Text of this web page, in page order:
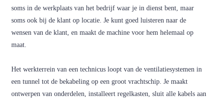
soms in de werkplaats van het bedrijf waar je in dienst bent, maar
soms ook bij de klant op locatie. Je kunt goed luisteren naar de
wensen van de klant, en maakt de machine voor hem helemaal op
maat.
Het werkterrein van een technicus loopt van de ventilatiesystemen in
een tunnel tot de bekabeling op een groot vrachtschip. Je maakt
ontwerpen van onderdelen, installeert regelkasten, sluit alle kabels aan